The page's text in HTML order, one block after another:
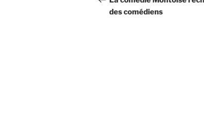
l’article
des comédiens